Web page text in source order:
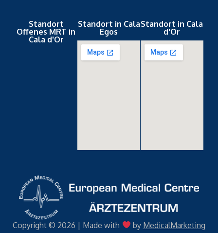
Standort
Offenes MRT in
Cala d'Or
Standort in Cala
Egos
Standort in Cala
d'Or
Copyright © 2026 | Made with by MedicalMarketing